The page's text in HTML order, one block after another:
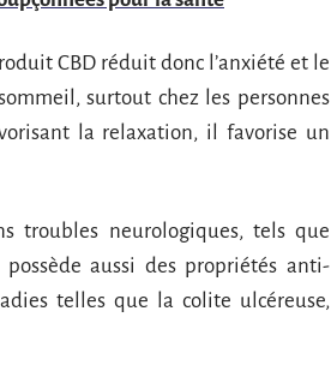
CBD réduit donc l’anxiété et le
surtout chez les personnes
la relaxation, il favorise un
troubles neurologiques, tels que
aussi des propriétés anti-
telles que la colite ulcéreuse,